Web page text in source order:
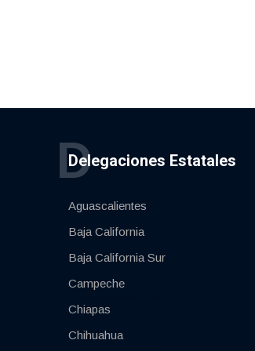
Delegaciones Estatales
D
Aguascalientes
Baja California
Baja California Sur
Campeche
Chiapas
Chihuahua